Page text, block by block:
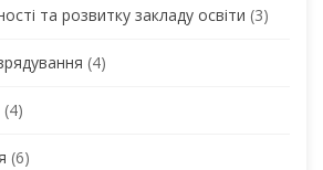
та розвитку закладу освіти (3)
(4)
(4)
(6)